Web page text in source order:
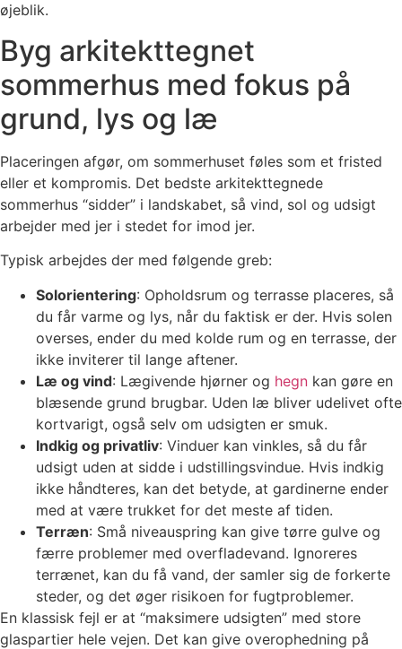
øjeblik.
Byg arkitekttegnet
sommerhus med fokus på
grund, lys og læ
Placeringen afgør, om sommerhuset føles som et fristed
eller et kompromis. Det bedste arkitekttegnede
sommerhus “sidder” i landskabet, så vind, sol og udsigt
arbejder med jer i stedet for imod jer.
Typisk arbejdes der med følgende greb:
Solorientering: Opholdsrum og terrasse placeres, så
du får varme og lys, når du faktisk er der. Hvis solen
overses, ender du med kolde rum og en terrasse, der
ikke inviterer til lange aftener.
Læ og vind: Lægivende hjørner og hegn kan gøre en
blæsende grund brugbar. Uden læ bliver udelivet ofte
kortvarigt, også selv om udsigten er smuk.
Indkig og privatliv: Vinduer kan vinkles, så du får
udsigt uden at sidde i udstillingsvindue. Hvis indkig
ikke håndteres, kan det betyde, at gardinerne ender
med at være trukket for det meste af tiden.
Terræn: Små niveauspring kan give tørre gulve og
færre problemer med overfladevand. Ignoreres
terrænet, kan du få vand, der samler sig de forkerte
steder, og det øger risikoen for fugtproblemer.
En klassisk fejl er at “maksimere udsigten” med store
glaspartier hele vejen. Det kan give overophedning på